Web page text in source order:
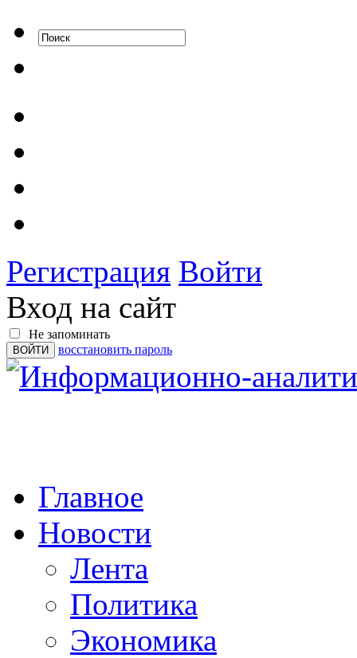
Регистрация Войти
Вход на сайт
Не запоминать
восстановить пароль
Главное
Новости
Лента
Политика
Экономика